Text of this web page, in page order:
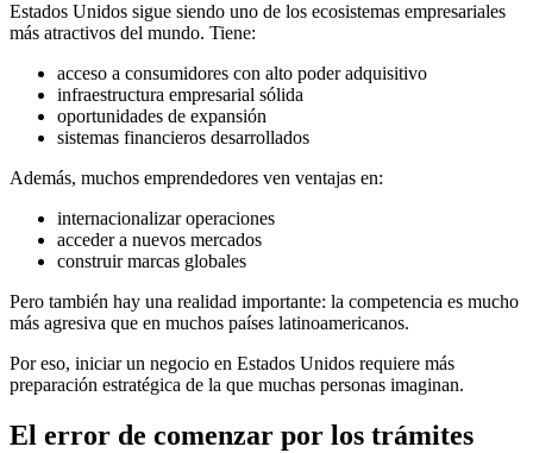
Estados Unidos sigue siendo uno de los ecosistemas empresariales
más atractivos del mundo. Tiene:
acceso a consumidores con alto poder adquisitivo
infraestructura empresarial sólida
oportunidades de expansión
sistemas financieros desarrollados
Además, muchos emprendedores ven ventajas en:
internacionalizar operaciones
acceder a nuevos mercados
construir marcas globales
Pero también hay una realidad importante: la competencia es mucho
más agresiva que en muchos países latinoamericanos.
Por eso, iniciar un negocio en Estados Unidos requiere más
preparación estratégica de la que muchas personas imaginan.
El error de comenzar por los trámites